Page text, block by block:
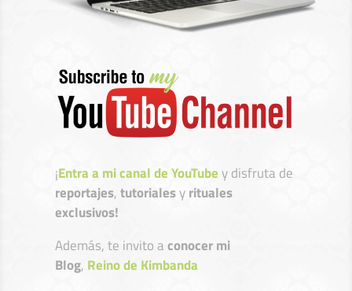
¡Entra a mi canal de YouTubey disfruta de
reportajes,tutorialesyrituales
exclusivos!
Además, te invito aconocer mi
Blog, Reino de Kimbanda